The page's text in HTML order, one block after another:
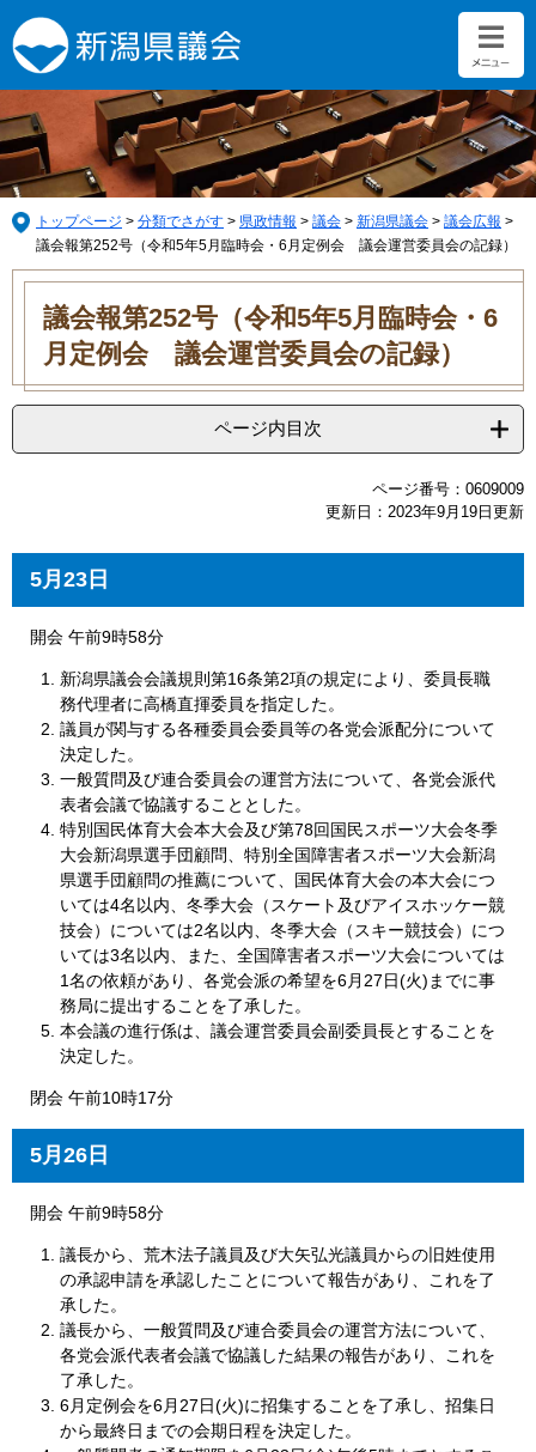
ー
ジ
の
先
頭
で
す。
ニ
ュ
ー
を
飛
ば
し
て
トップページ > 分類でさがす > 県政情報 > 議会 > 新潟県議会 > 議会広報 >
議会報第252号（令和5年5月臨時会・6月定例会 議会運営委員会の記録）
本
議会報第252号（令和5年5月臨時会・6
月定例会 議会運営委員会の記録）
ページ内目次
ページ番号：0609009
更新日：2023年9月19日更新
5月23日
開会 午前9時58分
新潟県議会会議規則第16条第2項の規定により、委員長職
務代理者に高橋直揮委員を指定した。
議員が関与する各種委員会委員等の各党会派配分について
決定した。
一般質問及び連合委員会の運営方法について、各党会派代
表者会議で協議することとした。
特別国民体育大会本大会及び第78回国民スポーツ大会冬季
大会新潟県選手団顧問、特別全国障害者スポーツ大会新潟
県選手団顧問の推薦について、国民体育大会の本大会につ
いては4名以内、冬季大会（スケート及びアイスホッケー競
技会）については2名以内、冬季大会（スキー競技会）につ
いては3名以内、また、全国障害者スポーツ大会については
1名の依頼があり、各党会派の希望を6月27日(火)までに事
務局に提出することを了承した。
本会議の進行係は、議会運営委員会副委員長とすることを
決定した。
閉会 午前10時17分
5月26日
開会 午前9時58分
議長から、荒木法子議員及び大矢弘光議員からの旧姓使用
の承認申請を承認したことについて報告があり、これを了
承した。
議長から、一般質問及び連合委員会の運営方法について、
各党会派代表者会議で協議した結果の報告があり、これを
了承した。
6月定例会を6月27日(火)に招集することを了承し、招集日
から最終日までの会期日程を決定した。